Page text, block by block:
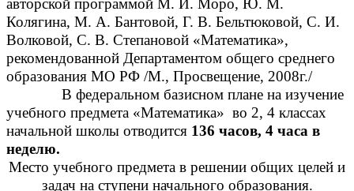
авторской программой М. И. Моро, Ю. М.
Колягина, М. А. Бантовой, Г. В. Бельтюковой, С. И.
Волковой, С. В. Степановой «Математика»,
рекомендованной Департаментом общего среднего
образования МО РФ /М., Просвещение, 2008г./
В федеральном базисном плане на изучение
учебного предмета «Математика» во 2, 4 классах
начальной школы отводится 136 часов, 4 часа в
неделю.
Место учебного предмета в решении общих целей и
задач на ступени начального образования.